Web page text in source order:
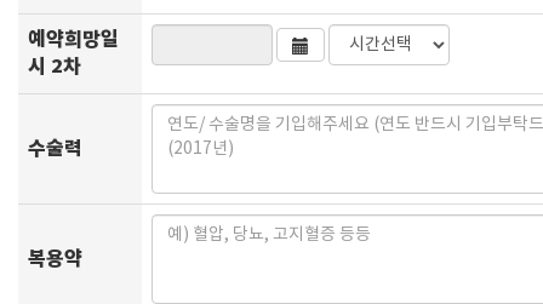
예약희망일
시 2차
수술력
복용약